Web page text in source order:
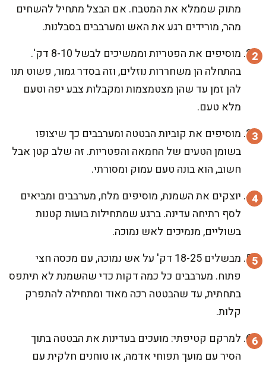
מתוק שממלא את המטבח. אם הבצל מתחיל להשחים
מהר, מורידים רגע את האש ומערבבים בסבלנות.
מוסיפים את הפטריות וממשיכים לבשל 8-10 דק'.
בהתחלה הן משחררות נוזלים, וזה בסדר גמור, פשוט תנו
להן זמן עד שהן מצטמצמות ומקבלות צבע יפה וטעם
מלא טעם.
מוסיפים את קוביות הבטטה ומערבבים כך שיצופו
בשומן הטעים של החמאה והפטריות. זה שלב קטן אבל
חשוב, הוא בונה טעם עמוק ומסורתי.
יוצקים את השמנת, מוסיפים מלח, מערבבים ומביאים
לסף רתיחה עדינה. ברגע שמתחילות בועות קטנות
בשוליים, מנמיכים לאש נמוכה.
מבשלים 18-25 דק' על אש נמוכה, עם מכסה חצי
פתוח. מערבבים כל כמה דקות כדי שהשמנת לא תיתפס
בתחתית, עד שהבטטה רכה מאוד ומתחילה להתפרק
קלות.
למרקם קטיפתי: מועכים בעדינות את הבטטה בתוך
הסיר עם מועך תפוחי אדמה, או טוחנים חלקית עם